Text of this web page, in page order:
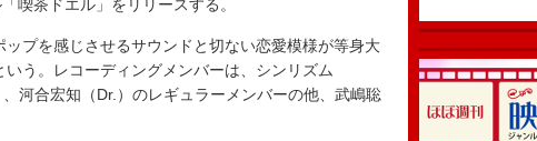
喫茶ドエル」をリリースする。
プを感じさせるサウンドと切ない恋愛模様が等身大
う。レコーディングメンバーは、シンリズム
河合宏知（Dr.）のレギュラーメンバーの他、武嶋聡